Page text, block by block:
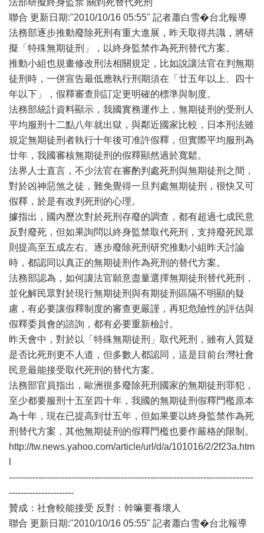
法部研擬終身監禁 關到死替代死刑
聯合 更新日期:"2010/10/16 05:55" 記者蕭白雪�台北報導
法務部逐步推動廢除死刑有重大進展，昨天取得共識，將研
擬「特殊無期徒刑」，以終身監禁作為死刑替代方案。
推動小組也規畫修改刑法相關規定，比如說讓法官在判無期
徒刑時，一併宣告最低應執行刑期須在「廿五年以上、四十
年以下」，假釋審查則訂定更明確的標準與制度。
法務部統計資料顯示，我國實務運作上，無期徒刑的受刑人
平均服刑十二點八年就出獄，與鄰近國家比較，日本刑法雖
規定無期徒刑者執行十年後可准許假釋，但實際平均服刑為
廿年，我國審核無期徒刑的假釋顯然過於寬鬆。
法界人士直言，不少法官在審酌判處死刑與無期徒刑之間，
對於凶神惡煞之徒，難免覺得一旦判處無期徒刑，很快又可
假釋，於是有改判死刑的心理。
據指出，國內歷次對於死刑存廢的調查，都有超過七成民意
反對廢死，但如果詢問以終身監禁取代死刑，支持廢死民眾
則提高至五成左右。逐步廢除死刑研究推動小組昨天討論
時，都認同以真正的無期徒刑作為死刑的替代方案。
法務部認為，如何讓法官願意盡量選擇無期徒刑替代死刑，
並化解民眾對於現行無期徒刑與有期徒刑區隔不明顯的疑
慮，有必要讓假釋制度的審查更嚴謹，再犯危險性的評估與
假釋委員會的諮詢，都有必要重新檢討。
昨天會中，對於以「特殊無期徒刑」取代死刑，雖有人質疑
是否比死刑更不人道，但多數人都認同，這是目前台灣社會
民意最能接受取代死刑的替代方案。
法務部官員指出，歐洲很多廢除死刑國家的無期徒刑罪犯，
至少都要服刑十五至四十年，我國的無期徒刑假釋門檻原本
為十年，現在已提高到廿五年，但如果要以終身監禁作為死
刑替代方案，其他無期徒刑的假釋門檻也要作嚴格的限制。
http://tw.news.yahoo.com/article/url/d/a/101016/2/2f23a.htm
-----------------------------------------------------------------------------------
----------------------
贊成：社會較能接受 反對：幹嘛要養壞人
聯合 更新日期:"2010/10/16 05:55" 記者蕭白雪�台北報導